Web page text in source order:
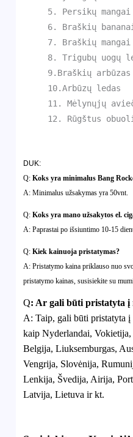
5. Persikų mangai
6. Braškių bananai
7. Braškių mangai
8. Trigubų uogų
9.Braškių arbūzas
10.Arbūzų ledas
11. Mėlynųjų
12. Rūgštus
DUK:
Q:Koks yra minimalus Bang
A: Minimalus užsakymas yra 50vnt.
Q:Koks yra mano užsakytos el.
A: Paprastai po išsiuntimo 10-15
Q:Kiek kainuoja pristatymas?
A: Pristatymo kaina priklauso nuo
pristatymo kainas, susisiekite su
Q: Ar gali būti pristatyta į
A:Taip, gali būti pristatyta
kaip Nyderlandai,
Belgija, Liuksemburgas,
Vengrija, Slovėnija,
Lenkija, Švedija, Airija,
Latvija, Lietuva ir kt.